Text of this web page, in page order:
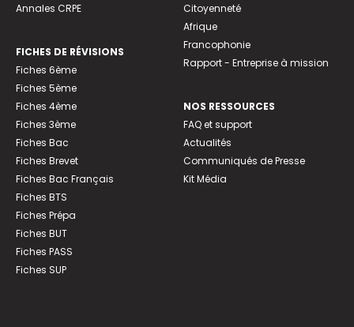
Annales CRPE
FICHES DE RÉVISIONS
Fiches 6ème
Fiches 5ème
Fiches 4ème
Fiches 3ème
Fiches Bac
Fiches Brevet
Fiches Bac Français
Fiches BTS
Fiches Prépa
Fiches BUT
Fiches PASS
Fiches SUP
Citoyenneté
Afrique
Francophonie
Rapport - Entreprise à mission
NOS RESSOURCES
FAQ et support
Actualités
Communiqués de Presse
Kit Média